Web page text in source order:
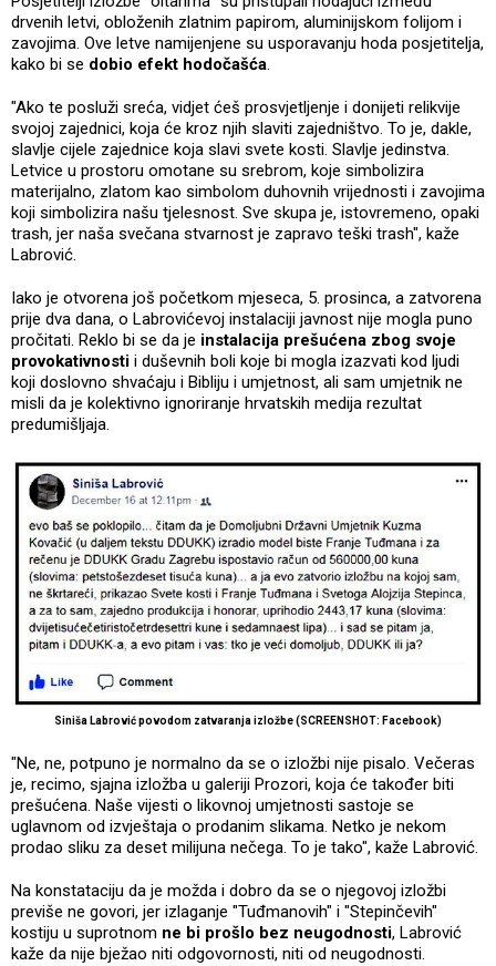
drvenih letvi, obloženih zlatnim papirom, aluminijskom folijom i
zavojima. Ove letve namijenjene su usporavanju hoda posjetitelja,
kako bi se dobio efekt hodočašća.
"Ako te posluži sreća, vidjet ćeš prosvjetljenje i donijeti relikvije
svojoj zajednici, koja će kroz njih slaviti zajedništvo. To je, dakle,
slavlje cijele zajednice koja slavi svete kosti. Slavlje jedinstva.
Letvice u prostoru omotane su srebrom, koje simbolizira
materijalno, zlatom kao simbolom duhovnih vrijednosti i zavojima
koji simbolizira našu tjelesnost. Sve skupa je, istovremeno, opaki
trash, jer naša svečana stvarnost je zapravo teški trash", kaže
Labrović.
Iako je otvorena još početkom mjeseca, 5. prosinca, a zatvorena
prije dva dana, o Labrovićevoj instalaciji javnost nije mogla puno
pročitati. Reklo bi se da je instalacija prešućena zbog svoje
provokativnosti i duševnih boli koje bi mogla izazvati kod ljudi
koji doslovno shvaćaju i Bibliju i umjetnost, ali sam umjetnik ne
misli da je kolektivno ignoriranje hrvatskih medija rezultat
predumišljaja.
Siniša Labrović povodom zatvaranja izložbe (SCREENSHOT: Facebook)
"Ne, ne, potpuno je normalno da se o izložbi nije pisalo. Večeras
je, recimo, sjajna izložba u galeriji Prozori, koja će također biti
prešućena. Naše vijesti o likovnoj umjetnosti sastoje se
uglavnom od izvještaja o prodanim slikama. Netko je nekom
prodao sliku za deset milijuna nečega. To je tako", kaže Labrović.
Na konstataciju da je možda i dobro da se o njegovoj izložbi
previše ne govori, jer izlaganje "Tuđmanovih" i "Stepinčevih"
kostiju u suprotnom ne bi prošlo bez neugodnosti, Labrović
kaže da nije bježao niti odgovornosti, niti od neugodnosti.